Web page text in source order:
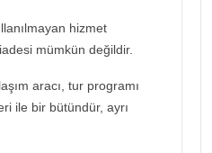
hizmet
mümkün değildir.
aracı, tur programı
ile bir bütündür, ayrı